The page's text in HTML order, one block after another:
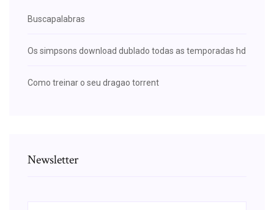
Buscapalabras
Os simpsons download dublado todas as temporadas hd
Como treinar o seu dragao torrent
Newsletter